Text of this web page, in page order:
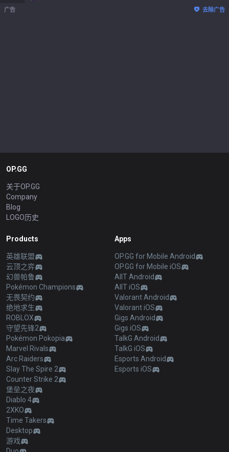
广告 去除广告
OP.GG
关于OP.GG
Company
Blog
LOGO历史
Products
英雄联盟
云顶之弈
幻兽帕鲁
Pokémon Champions
无畏契约
绝地求生
ROBLOX
守望先锋2
Pokémon Pokopia
Marvel Rivals
Arc Raiders
Slay The Spire 2
Counter Strike 2
堡垒之夜
Diablo 4
2XKO
Time Takers
Desktop
游戏
Apps
OP.GG for Mobile Android
OP.GG for Mobile iOS
AllT Android
AllT iOS
Valorant Android
Valorant iOS
Gigs Android
Gigs iOS
TalkG Android
TalkG iOS
Esports Android
Esports iOS